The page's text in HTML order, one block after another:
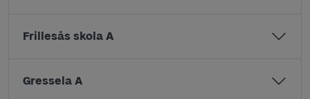
Frillesås skola A
Gressela A